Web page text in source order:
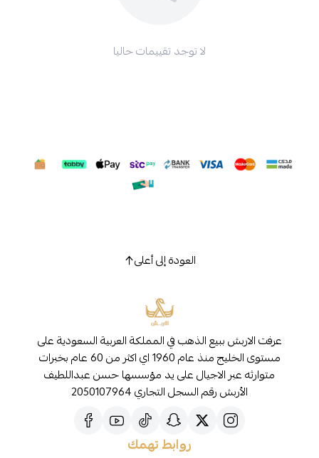
لا توجد تقييمات حاليا
العودة إلى أعلى
عرفت الاربش ببيع الذهب في المملكة العربية السعودية على
مستوى الخليج منذ عام 1960 اي اكثر من 60 عام بخبرات
متوارثه عبر الاجيال على يد مؤسسها حسن عبداللطيف
الأربش رقم السجل التجاري 2050107964
روابط تهمك